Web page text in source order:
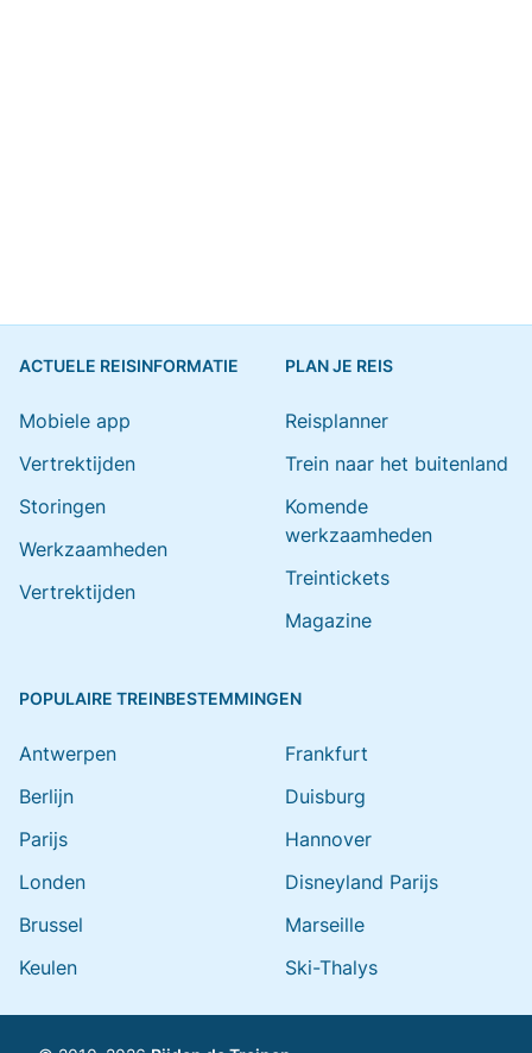
ACTUELE REISINFORMATIE
Mobiele app
Vertrektijden
Storingen
Werkzaamheden
Vertrektijden
PLAN JE REIS
Reisplanner
Trein naar het buitenland
Komende
werkzaamheden
Treintickets
Magazine
POPULAIRE TREINBESTEMMINGEN
Antwerpen
Berlijn
Parijs
Londen
Brussel
Keulen
Frankfurt
Duisburg
Hannover
Disneyland Parijs
Marseille
Ski-Thalys